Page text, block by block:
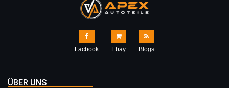
Facbook Ebay Blogs
ÜBER UNS